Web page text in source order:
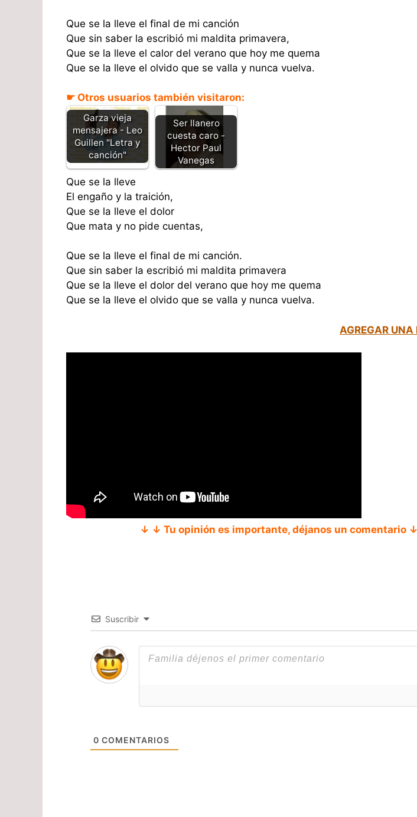
Que se la lleve el final de mi canción
Que sin saber la escribió mi maldita primavera,
Que se la lleve el calor del verano que hoy me quema
Que se la lleve el olvido que se valla y nunca vuelva.
☛ Otros usuarios también visitaron:
Garza vieja
mensajera - Leo
Guillen "Letra y
canción"
Ser llanero
cuesta caro -
Hector Paul
Vanegas
Que se la lleve
El engaño y la traición,
Que se la lleve el dolor
Que mata y no pide cuentas,
Que se la lleve el final de mi canción.
Que sin saber la escribió mi maldita primavera
Que se la lleve el dolor del verano que hoy me quema
Que se la lleve el olvido que se valla y nunca vuelva.
AGREGAR
↓ ↓ Tu opinión es importante, déjanos un comentario
Suscribir
0 COMENTARIOS